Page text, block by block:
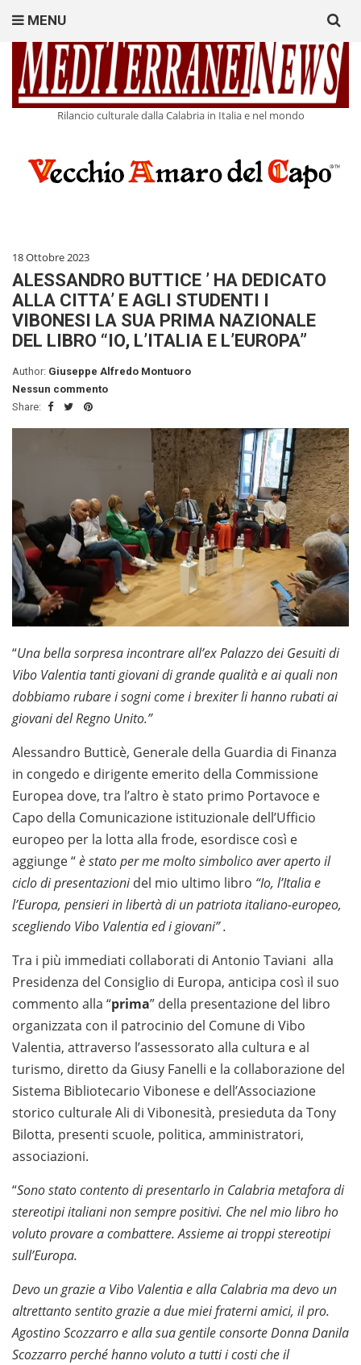
Rilancio culturale dalla Calabria in Italia e nel mondo
MENU
for:
18 Ottobre 2023
ALESSANDRO BUTTICE ’ HA DEDICATO
ALLA CITTA’ E AGLI STUDENTI I
VIBONESI LA SUA PRIMA NAZIONALE
DEL LIBRO “IO, L’ITALIA E L’EUROPA”
Author: Giuseppe Alfredo Montuoro
Nessun commento
Share:
“Una bella sorpresa incontrare all’ex Palazzo dei Gesuiti di
Vibo Valentia tanti giovani di grande qualità e ai quali non
dobbiamo rubare i sogni come i brexiter li hanno rubati ai
giovani del Regno Unito.”
Alessandro Butticè, Generale della Guardia di Finanza
in congedo e dirigente emerito della Commissione
Europea dove, tra l’altro è stato primo Portavoce e
Capo della Comunicazione istituzionale dell’Ufficio
europeo per la lotta alla frode, esordisce così e
aggiunge “è stato per me molto simbolico aver aperto il
ciclo di presentazionidel mio ultimo libro “Io, l’Italia e
l’Europa, pensieri in libertà di un patriota italiano-europeo,
scegliendo Vibo Valentia ed i giovani” .
Tra i più immediati collaborati di Antonio Taviani alla
Presidenza del Consiglio di Europa, anticipa così il suo
commento alla “prima” della presentazione del libro
organizzata con il patrocinio del Comune di Vibo
Valentia, attraverso l’assessorato alla cultura e al
turismo, diretto da Giusy Fanelli e la collaborazione del
Sistema Bibliotecario Vibonese e dell’Associazione
storico culturale Ali di Vibonesità, presieduta da Tony
Bilotta, presenti scuole, politica, amministratori,
associazioni.
“Sono stato contento di presentarlo in Calabria metafora di
stereotipi italiani non sempre positivi. Che nel mio libro ho
voluto provare a combattere. Assieme ai troppi stereotipi
sull’Europa.
Devo un grazie a Vibo Valentia e alla Calabria ma devo un
altrettanto sentito grazie a due miei fraterni amici, il pro.
Agostino Scozzarro e alla sua gentile consorte Donna Danila
Scozzarro perché hanno voluto a tutti i costi che il